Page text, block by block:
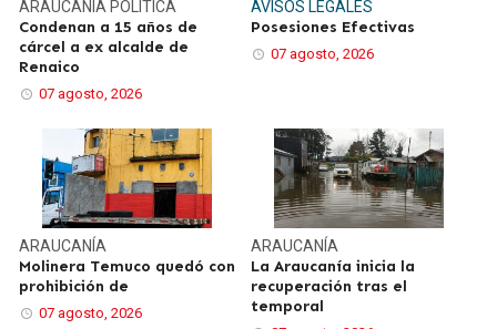
ARAUCANÍA POLÍTICA
Condenan a 15 años de
cárcel a ex alcalde de
Renaico
07 agosto, 2026
AVISOS LEGALES
Posesiones Efectivas
07 agosto, 2026
ARAUCANÍA
Molinera Temuco quedó con
prohibición de
07 agosto, 2026
ARAUCANÍA
La Araucanía inicia la
recuperación tras el
temporal